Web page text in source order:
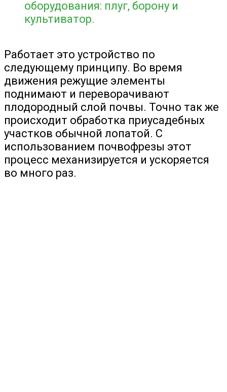
оборудования: плуг, борону и
культиватор.
Работает это устройство по
следующему принципу. Во время
движения режущие элементы
поднимают и переворачивают
плодородный слой почвы. Точно так же
происходит обработка приусадебных
участков обычной лопатой. С
использованием почвофрезы этот
процесс механизируется и ускоряется
во много раз.